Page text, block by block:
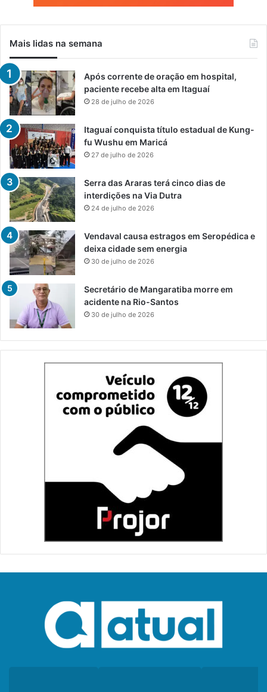
Mais lidas na semana
Após corrente de oração em hospital,
paciente recebe alta em Itaguaí
28 de julho de 2026
Itaguaí conquista título estadual de Kung-
fu Wushu em Maricá
27 de julho de 2026
Serra das Araras terá cinco dias de
interdições na Via Dutra
24 de julho de 2026
Vendaval causa estragos em Seropédica e
deixa cidade sem energia
30 de julho de 2026
Secretário de Mangaratiba morre em
acidente na Rio-Santos
30 de julho de 2026